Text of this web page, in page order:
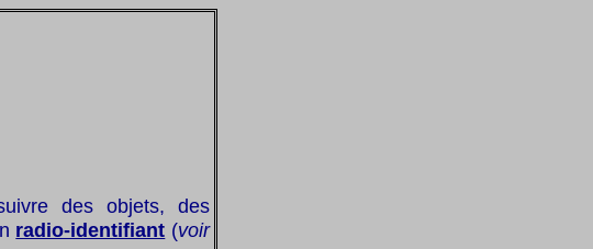
des objets, des
radio-identifiant (voir